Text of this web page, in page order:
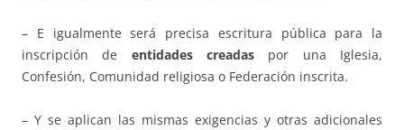
– E igualmente será precisa escritura pública para la
inscripción de entidades creadas por una Iglesia,
Confesión, Comunidad religiosa o Federación inscrita.
– Y se aplican las mismas exigencias y otras adicionales